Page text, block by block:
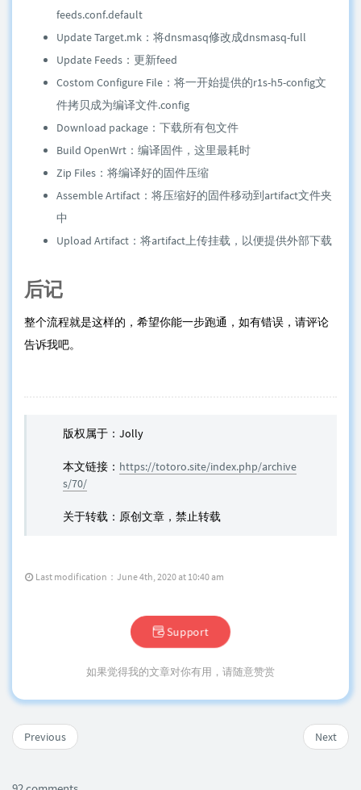
feeds.conf.default
Update Target.mk：将dnsmasq修改成dnsmasq-full
Update Feeds：更新feed
Costom Configure File：将一开始提供的r1s-h5-config文
件拷贝成为编译文件.config
Download package：下载所有包文件
Build OpenWrt：编译固件，这里最耗时
Zip Files：将编译好的固件压缩
Assemble Artifact：将压缩好的固件移动到artifact文件夹
中
Upload Artifact：将artifact上传挂载，以便提供外部下载
后记
整个流程就是这样的，希望你能一步跑通，如有错误，请评论
告诉我吧。
版权属于：Jolly
本文链接： https://totoro.site/index.php/archive
s/70/
关于转载：原创文章，禁止转载
Last modification：June 4th, 2020 at 10:40 am
Support
如果觉得我的文章对你有用，请随意赞赏
Next
Previous